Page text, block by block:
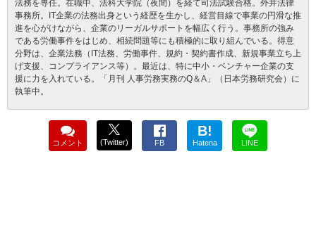
法務を専任。在職中、法科大学院（夜間）を経て司法試験合格。外井法律
事務所。IT企業の法務出身という経歴を生かし、経営目線で事業の円滑な推
進を心がけながら、企業のリーガルサポートを幅広く行う。事務所の強み
である労働事件をはじめ、相続問題等にも積極的に取り組んでいる。得意
分野は、企業法務（IT法務、労働事件、規約・契約書作成、新規事業立ち上
げ支援、コンプライアンス等）。最近は、特に中小・ベンチャー企業の支
援に力を入れている。「月刊 人事労務実務のQ＆A」（日本労務研究会）に
執筆中。
コメント (Twitter) FB
B!
Hatena LINE